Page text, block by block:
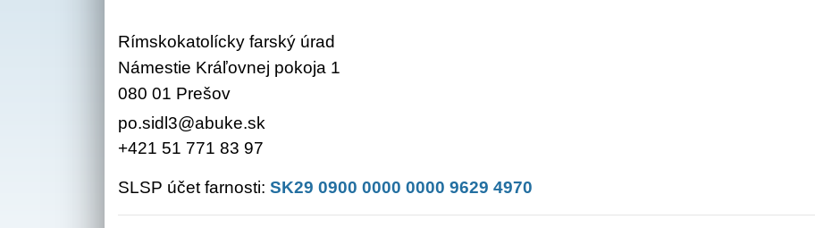
Rímskokatolícky farský úrad
Námestie Kráľovnej pokoja 1
080 01 Prešov
po.sidl3@abuke.sk
+421 51 771 83 97
SLSP účet farnosti: SK29 0900 0000 0000 9629 4970